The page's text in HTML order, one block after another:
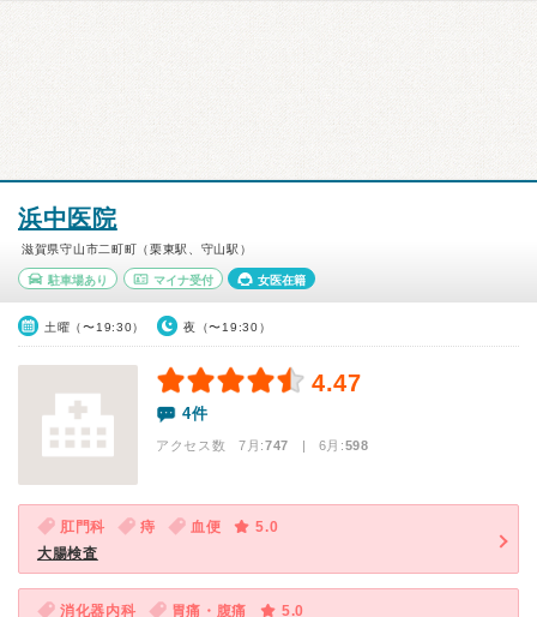
浜中医院
滋賀県守山市二町町（栗東駅、守山駅）
駐車場あり マイナ受付 女医在籍
土曜（〜19:30） 夜（〜19:30）
4.47
4件
アクセス数 7月:747 | 6月:598
肛門科 痔 血便
5.0
大腸検査
消化器内科 胃痛・腹痛 5.0